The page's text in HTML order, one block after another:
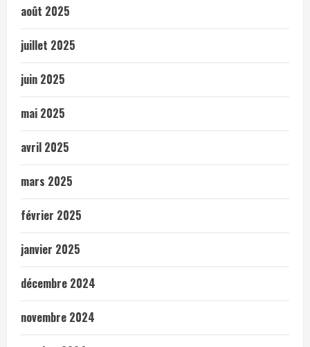
août 2025
juillet 2025
juin 2025
mai 2025
avril 2025
mars 2025
février 2025
janvier 2025
décembre 2024
novembre 2024